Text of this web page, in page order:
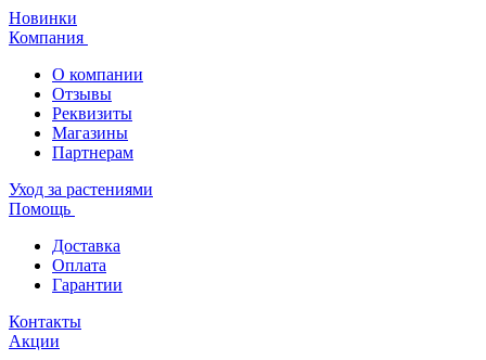
Новинки
Компания
О компании
Отзывы
Реквизиты
Магазины
Партнерам
Уход за растениями
Помощь
Доставка
Оплата
Гарантии
Контакты
Акции